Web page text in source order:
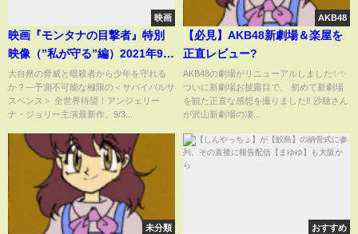
映画
映画『モンタナの目撃者』特別
映像（”私が守る”編）2021年9月
3日（金）公開
大自然の脅威と暗殺者から少年を守れる
か？―予測不可能な極限の＜サバイバルサ
スペンス＞ 全世界待望！アンジェリー
ナ・ジョリー主演最新作、9/3...
AKB48
【必見】AKB48新劇場＆楽屋を
正直レビュー?
AKB48の劇場がリニューアルしました✨✨
ついに新劇場お披露目で、 初めて新劇場
を観た正直な感想を撮りました‼️ 沙穂さん
が沢山新劇場の凄...
未分類 おすすめ